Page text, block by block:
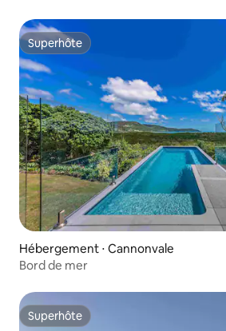
Superhôte
Superhôte
Hébergement ⋅ Cannonvale
Bord de mer
Superhôte
Superhôte